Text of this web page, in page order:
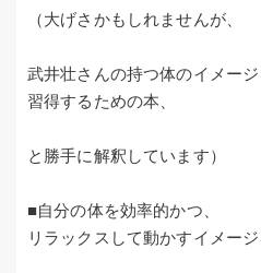
（大げさかもしれませんが、
武井壮さんの持つ体のイメージ
習得するための本、
と勝手に解釈しています）
■自分の体を効率的かつ、
リラックスして動かすイメージ